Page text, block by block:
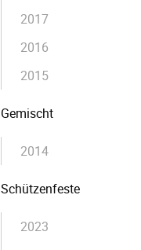
2017
2016
2015
Gemischt
2014
Schützenfeste
2023